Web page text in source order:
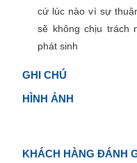
cứ lúc nào vì sự
sẽ không chịu trách
phát sinh
GHI CHÚ
HÌNH ẢNH
KHÁCH HÀNG ĐÁNH